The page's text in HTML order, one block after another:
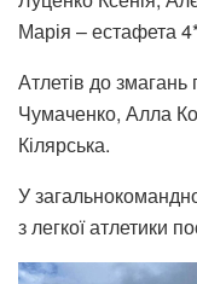
Марія – естафета
Атлетів до
Чумаченко, Алла
Кілярська.
У
з легкої атлетики